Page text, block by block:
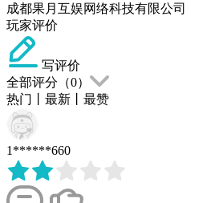
成都果月互娱网络科技有限公司
玩家评价
写评价
全部评分（0）
热门
最新 最赞
1******660